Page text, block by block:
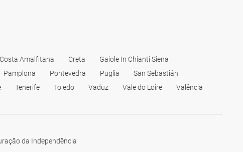
Costa Amalfitana Creta
Gaiole In Chianti Siena
Pamplona Pontevedra Puglia
San Sebastián
Tenerife Toledo Vaduz Vale do Loire
Valência
da Independência